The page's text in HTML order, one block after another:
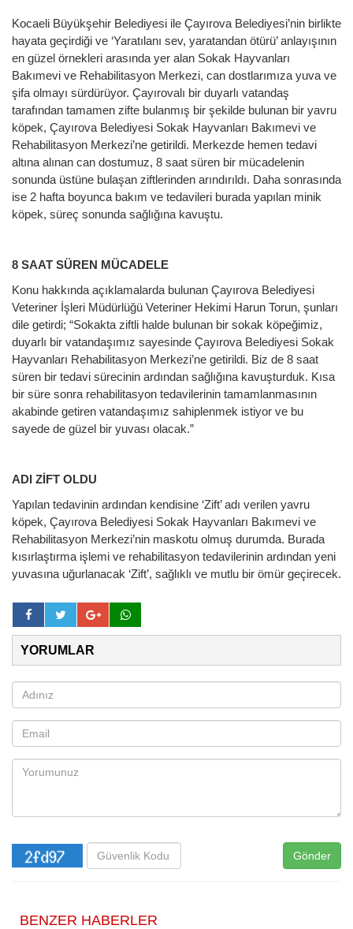
Kocaeli Büyükşehir Belediyesi ile Çayırova Belediyesi’nin birlikte
hayata geçirdiği ve ‘Yaratılanı sev, yaratandan ötürü’ anlayışının
en güzel örnekleri arasında yer alan Sokak Hayvanları
Bakımevi ve Rehabilitasyon Merkezi, can dostlarımıza yuva ve
şifa olmayı sürdürüyor. Çayırovalı bir duyarlı vatandaş
tarafından tamamen zifte bulanmış bir şekilde bulunan bir yavru
köpek, Çayırova Belediyesi Sokak Hayvanları Bakımevi ve
Rehabilitasyon Merkezi’ne getirildi. Merkezde hemen tedavi
altına alınan can dostumuz, 8 saat süren bir mücadelenin
sonunda üstüne bulaşan ziftlerinden arındırıldı. Daha sonrasında
ise 2 hafta boyunca bakım ve tedavileri burada yapılan minik
köpek, süreç sonunda sağlığına kavuştu.
8 SAAT SÜREN MÜCADELE
Konu hakkında açıklamalarda bulunan Çayırova Belediyesi
Veteriner İşleri Müdürlüğü Veteriner Hekimi Harun Torun, şunları
dile getirdi; “Sokakta ziftli halde bulunan bir sokak köpeğimiz,
duyarlı bir vatandaşımız sayesinde Çayırova Belediyesi Sokak
Hayvanları Rehabilitasyon Merkezi’ne getirildi. Biz de 8 saat
süren bir tedavi sürecinin ardından sağlığına kavuşturduk. Kısa
bir süre sonra rehabilitasyon tedavilerinin tamamlanmasının
akabinde getiren vatandaşımız sahiplenmek istiyor ve bu
sayede de güzel bir yuvası olacak.”
ADI ZİFT OLDU
Yapılan tedavinin ardından kendisine ‘Zift’ adı verilen yavru
köpek, Çayırova Belediyesi Sokak Hayvanları Bakımevi ve
Rehabilitasyon Merkezi’nin maskotu olmuş durumda. Burada
kısırlaştırma işlemi ve rehabilitasyon tedavilerinin ardından yeni
yuvasına uğurlanacak ‘Zift’, sağlıklı ve mutlu bir ömür geçirecek.
YORUMLAR
Gönder
BENZER HABERLER